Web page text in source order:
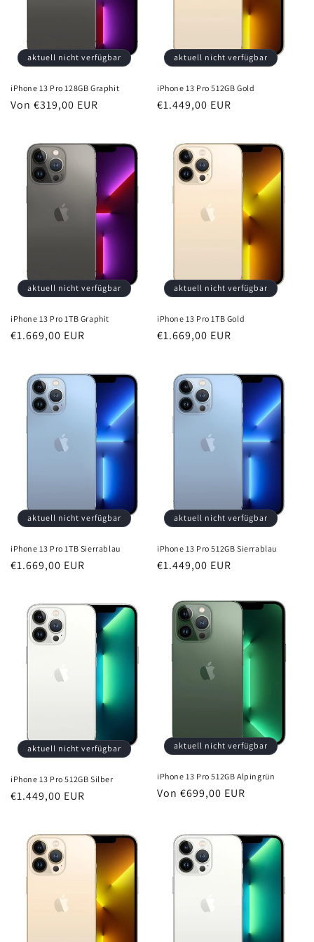
aktuell nicht verfügbar
iPhone 13 Pro 128GB Graphit
Normaler
Von €319,00 EUR
aktuell nicht verfügbar
iPhone 13 Pro 512GB Gold
Normaler
€1.449,00 EUR
aktuell nicht verfügbar
iPhone 13 Pro 1TB Graphit
Normaler
€1.669,00 EUR
aktuell nicht verfügbar
iPhone 13 Pro 1TB Gold
Normaler
€1.669,00 EUR
aktuell nicht verfügbar
iPhone 13 Pro 1TB Sierrablau
Normaler
€1.669,00 EUR
aktuell nicht verfügbar
iPhone 13 Pro 512GB Sierrablau
Normaler
€1.449,00 EUR
aktuell nicht verfügbar
iPhone 13 Pro 512GB Silber
Normaler
€1.449,00 EUR
aktuell nicht verfügbar
iPhone 13 Pro 512GB Alpingrün
Normaler
Von €699,00 EUR